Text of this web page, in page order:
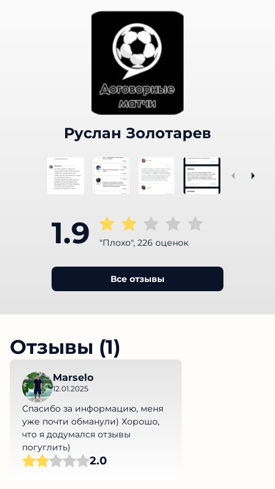
Руслан Золотарев
1.9 "Плохо", 226 оценок
Все отзывы
Отзывы (1)
Marselo
12.01.2025
Спасибо за информацию, меня
уже почти обманули) Хорошо,
что я додумался отзывы
погуглить)
2.0